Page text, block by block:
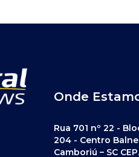
Onde
Rua 701 nº 22 -
204 - Centro
Camboriú – SC